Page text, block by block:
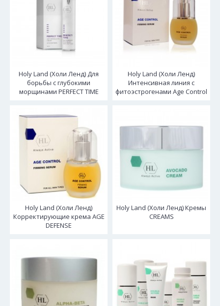
Holy Land (Холи Ленд) Для
борьбы с глубокими
морщинами PERFECT TIME
Holy Land (Холи Ленд)
Интенсивная линия с
фитоэстрогенами Age Control
Holy Land (Холи Ленд)
Корректирующие крема AGE
DEFENSE
Holy Land (Холи Ленд) Кремы
CREAMS